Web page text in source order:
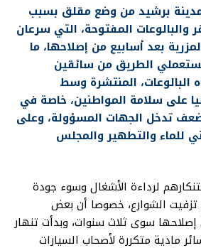
برشيد من وضع مقلق بسبب
والبالوعات المفتوحة، التي سرعان
بعد أسابيع من إصلاحها، ما
الطريق من سائقين
المنتشرة وسط
على سلامة المواطنين، خاصة في
تدخل الجهات المسؤولة، وعلى
للماء والتطهير والمجلس
لرداءة الأشغال وسوء جودة
الشوارع، خصوصا أن بعض
سوى ثلاث سنوات، وبدأت تنهار
مادية متكررة لأصحاب السيارات